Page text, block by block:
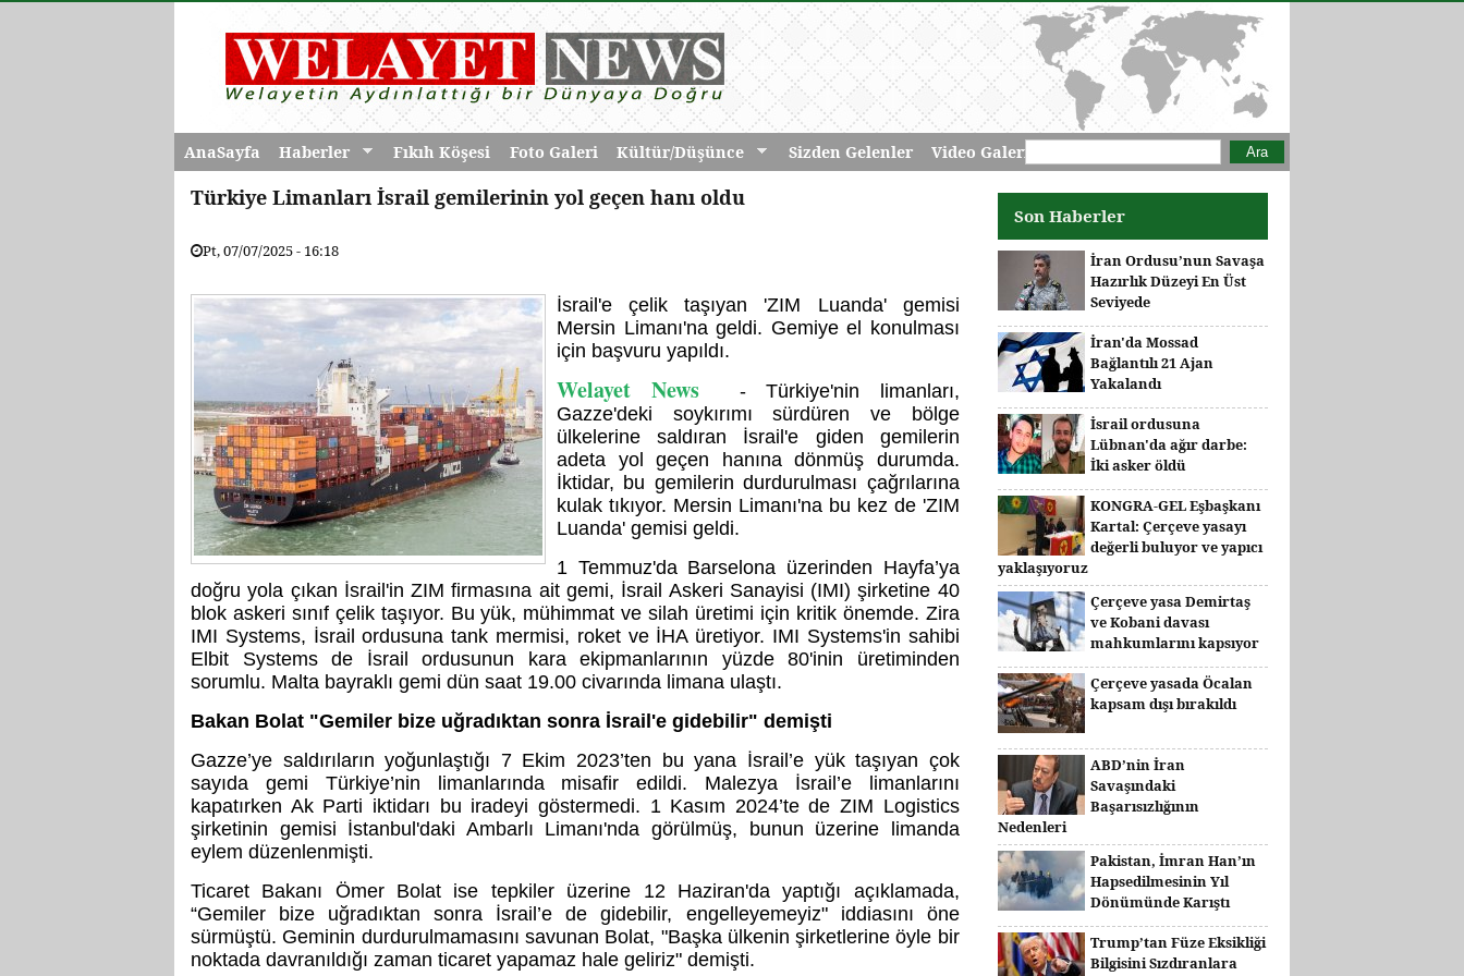
AnaSayfa Haberler Fıkıh Köşesi Foto Galeri Kültür/Düşünce Sizden Gelenler Video GaleriArama formu
Ara
Türkiye Limanları İsrail gemilerinin yol geçen hanı oldu
Pt, 07/07/2025 - 16:18
İsrail'e çelik taşıyan 'ZIM Luanda' gemisi
Mersin Limanı'na geldi. Gemiye el konulması
için başvuru yapıldı.
Welayet News- Türkiye'nin limanları,
Gazze'deki soykırımı sürdüren ve bölge
ülkelerine saldıran İsrail'e giden gemilerin
adeta yol geçen hanına dönmüş durumda.
İktidar, bu gemilerin durdurulması çağrılarına
kulak tıkıyor. Mersin Limanı'na bu kez de 'ZIM
Luanda' gemisi geldi.
1 Temmuz'da Barselona üzerinden Hayfa’ya
doğru yola çıkan İsrail'in ZIM firmasına ait gemi, İsrail Askeri Sanayisi (IMI) şirketine 40
blok askeri sınıf çelik taşıyor. Bu yük, mühimmat ve silah üretimi için kritik önemde. Zira
IMI Systems, İsrail ordusuna tank mermisi, roket ve İHA üretiyor. IMI Systems'in sahibi
Elbit Systems de İsrail ordusunun kara ekipmanlarının yüzde 80'inin üretiminden
sorumlu. Malta bayraklı gemi dün saat 19.00 civarında limana ulaştı.
Bakan Bolat "Gemiler bize uğradıktan sonra İsrail'e gidebilir" demişti
Gazze’ye saldırıların yoğunlaştığı 7 Ekim 2023’ten bu yana İsrail’e yük taşıyan çok
sayıda gemi Türkiye’nin limanlarında misafir edildi. Malezya İsrail’e limanlarını
kapatırken Ak Parti iktidarı bu iradeyi göstermedi. 1 Kasım 2024’te de ZIM Logistics
şirketinin gemisi İstanbul'daki Ambarlı Limanı'nda görülmüş, bunun üzerine limanda
eylem düzenlenmişti.
Ticaret Bakanı Ömer Bolat ise tepkiler üzerine 12 Haziran'da yaptığı açıklamada,
“Gemiler bize uğradıktan sonra İsrail’e de gidebilir, engelleyemeyiz" iddiasını öne
sürmüştü. Geminin durdurulmamasını savunan Bolat, "Başka ülkenin şirketlerine öyle bir
noktada davranıldığı zaman ticaret yapamaz hale geliriz" demişti.
Son Haberler
İran Ordusu’nun Savaşa
Hazırlık Düzeyi En Üst
Seviyede
İran'da Mossad
Bağlantılı 21 Ajan
Yakalandı
İsrail ordusuna
Lübnan'da ağır darbe:
İki asker öldü
KONGRA-GEL Eşbaşkanı
Kartal: Çerçeve yasayı
değerli buluyor ve yapıcı
yaklaşıyoruz
Çerçeve yasa Demirtaş
ve Kobani davası
mahkumlarını kapsıyor
Çerçeve yasada Öcalan
kapsam dışı bırakıldı
ABD’nin İran
Savaşındaki
Başarısızlığının
Nedenleri
Pakistan, İmran Han’ın
Hapsedilmesinin Yıl
Dönümünde Karıştı
Trump’tan Füze Eksikliği
Bilgisini Sızdıranlara